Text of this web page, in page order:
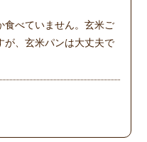
食べていません。玄米ご
が、玄米パンは大丈夫で